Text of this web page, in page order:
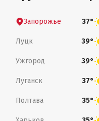
Запорожье 37°
Луцк 39°
Ужгород 39°
Луганск 37°
Полтава 35°